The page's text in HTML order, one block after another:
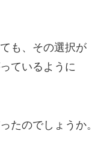
も、その選択が
ているように
たのでしょうか。